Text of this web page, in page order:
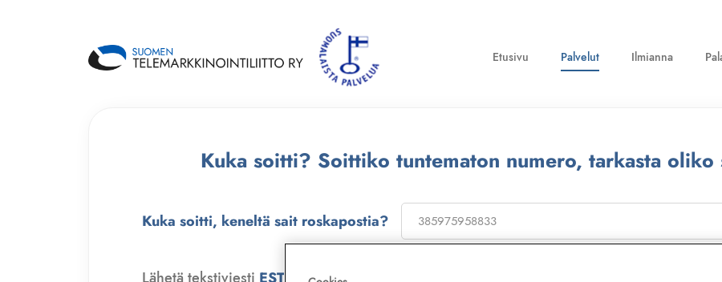
Etusivu Palvelut Ilmianna
Kuka soitti? Soittiko tuntematon numero, tarkasta oliko
Kuka soitti, keneltä sait roskapostia?